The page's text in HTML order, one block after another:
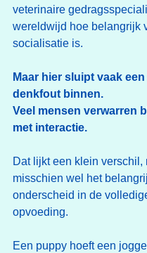
veterinaire
wereldwijd hoe belangrijk
socialisatie is.
Maar hier sluipt vaak
denkfout binnen.
Veel mensen verwarren
met interactie.
Dat lijkt een klein verschil,
misschien wel het
onderscheid in de
opvoeding.
Een puppy hoeft een